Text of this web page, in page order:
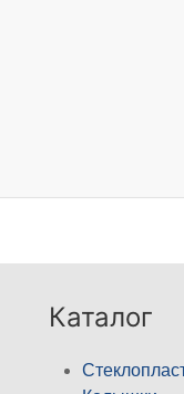
Каталог